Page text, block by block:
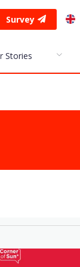
Survey
Stories